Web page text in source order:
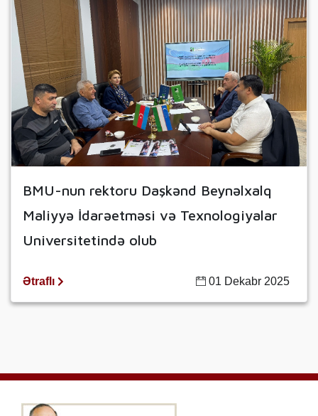
BMU-nun rektoru Daşkənd Beynəlxalq
Maliyyə İdarəetməsi və Texnologiyalar
Universitetində olub
Ətraflı 01 Dekabr 2025